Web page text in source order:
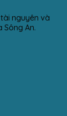
nguyên và
An.